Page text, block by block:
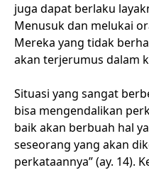
juga dapat berlaku
Menusuk dan melukai
Mereka yang tidak
akan terjerumus dalam
Situasi yang sangat
bisa mengendalikan
baik akan berbuah hal
seseorang yang akan
perkataannya” (ay. 14).